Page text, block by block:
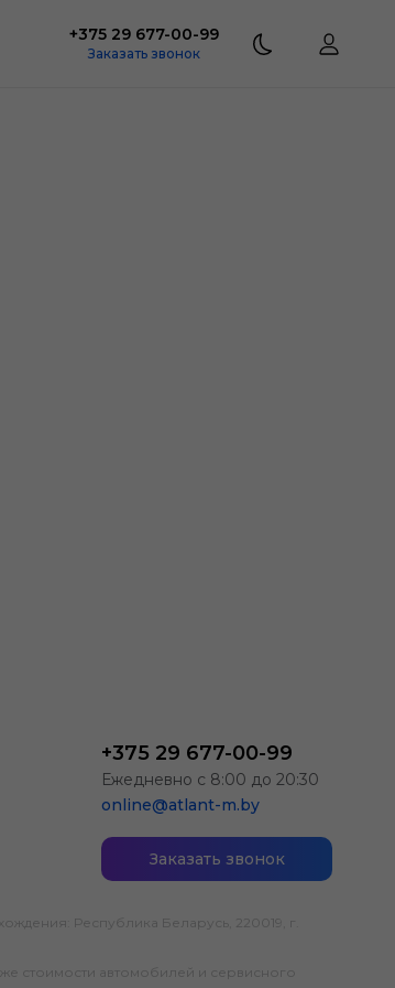
+375 29 677-00-99
Заказать звонок
+375 29 677-00-99
Ежедневно с 8:00 до 20:30
online@atlant-m.by
Заказать звонок
Республика Беларусь, 220019, г.
стоимости автомобилей и сервисного